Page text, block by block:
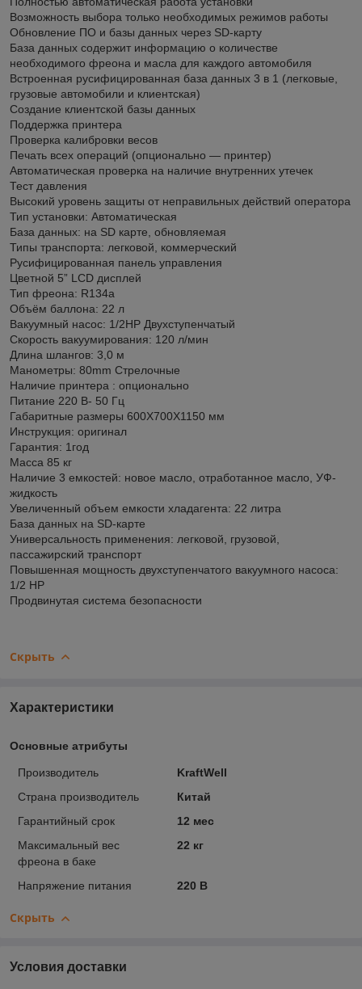
Возможность выбора только необходимых режимов работы
Обновление ПО и базы данных через SD-карту
База данных содержит информацию о количестве
необходимого фреона и масла для каждого автомобиля
Встроенная русифицированная база данных 3 в 1 (легковые,
грузовые автомобили и клиентская)
Создание клиентской базы данных
Поддержка принтера
Проверка калибровки весов
Печать всех операций (опционально — принтер)
Автоматическая проверка на наличие внутренних утечек
Тест давления
Высокий уровень защиты от неправильных действий оператора
Тип установки: Автоматическая
База данных: на SD карте, обновляемая
Типы транспорта: легковой, коммерческий
Русифицированная панель управления
Цветной 5” LCD дисплей
Тип фреона: R134a
Объём баллона: 22 л
Вакуумный насос: 1/2HP Двухступенчатый
Скорость вакуумирования: 120 л/мин
Длина шлангов: 3,0 м
Манометры: 80mm Стрелочные
Наличие принтера : опционально
Питание 220 В- 50 Гц
Габаритные размеры 600X700X1150 мм
Инструкция: оригинал
Гарантия: 1год
Масса 85 кг
Наличие 3 емкостей: новое масло, отработанное масло, УФ-
жидкость
Увеличенный объем емкости хладагента: 22 литра
База данных на SD-карте
Универсальность применения: легковой, грузовой,
пассажирский транспорт
Повышенная мощность двухступенчатого вакуумного насоса:
1/2 HP
Продвинутая система безопасности
Скрыть
Характеристики
Основные атрибуты
Производитель
KraftWell
Страна производитель
Китай
Гарантийный срок
12 мес
Максимальный вес
фреона в баке
22 кг
Напряжение питания 220 В
Скрыть
Условия доставки